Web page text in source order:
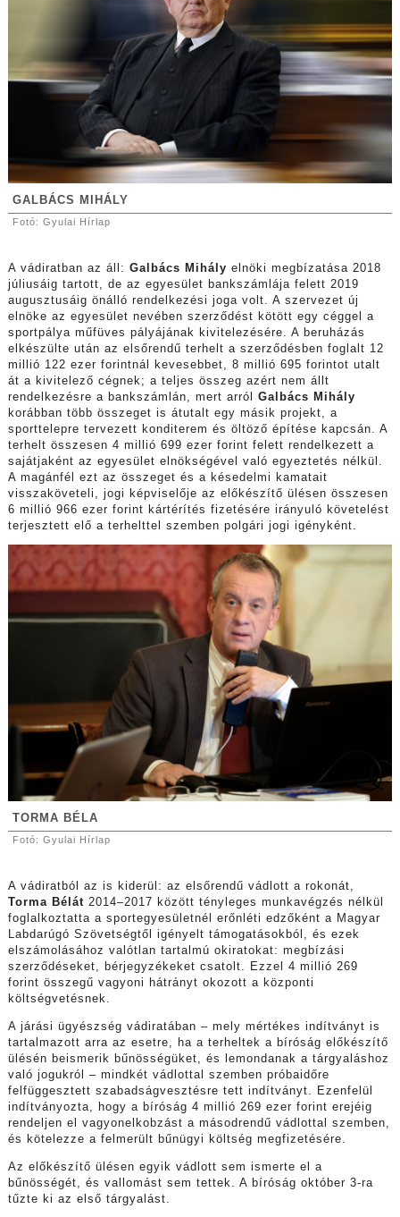
GALBÁCS MIHÁLY
Fotó: Gyulai Hírlap
A vádiratban az áll: Galbács Mihály elnöki megbízatása 2018
júliusáig tartott, de az egyesület bankszámlája felett 2019
augusztusáig önálló rendelkezési joga volt. A szervezet új
elnöke az egyesület nevében szerződést kötött egy céggel a
sportpálya műfüves pályájának kivitelezésére. A beruházás
elkészülte után az elsőrendű terhelt a szerződésben foglalt 12
millió 122 ezer forintnál kevesebbet, 8 millió 695 forintot utalt
át a kivitelező cégnek; a teljes összeg azért nem állt
rendelkezésre a bankszámlán, mert arról Galbács Mihály
korábban több összeget is átutalt egy másik projekt, a
sporttelepre tervezett konditerem és öltöző építése kapcsán. A
terhelt összesen 4 millió 699 ezer forint felett rendelkezett a
sajátjaként az egyesület elnökségével való egyeztetés nélkül.
A magánfél ezt az összeget és a késedelmi kamatait
visszaköveteli, jogi képviselője az előkészítő ülésen összesen
6 millió 966 ezer forint kártérítés fizetésére irányuló követelést
terjesztett elő a terhelttel szemben polgári jogi igényként.
TORMA BÉLA
Fotó: Gyulai Hírlap
A vádiratból az is kiderül: az elsőrendű vádlott a rokonát,
Torma Bélát2014–2017 között tényleges munkavégzés nélkül
foglalkoztatta a sportegyesületnél erőnléti edzőként a Magyar
Labdarúgó Szövetségtől igényelt támogatásokból, és ezek
elszámolásához valótlan tartalmú okiratokat: megbízási
szerződéseket, bérjegyzékeket csatolt. Ezzel 4 millió 269
forint összegű vagyoni hátrányt okozott a központi
költségvetésnek.
A járási ügyészség vádiratában – mely mértékes indítványt is
tartalmazott arra az esetre, ha a terheltek a bíróság előkészítő
ülésén beismerik bűnösségüket, és lemondanak a tárgyaláshoz
való jogukról – mindkét vádlottal szemben próbaidőre
felfüggesztett szabadságvesztésre tett indítványt. Ezenfelül
indítványozta, hogy a bíróság 4 millió 269 ezer forint erejéig
rendeljen el vagyonelkobzást a másodrendű vádlottal szemben,
és kötelezze a felmerült bűnügyi költség megfizetésére.
Az előkészítő ülésen egyik vádlott sem ismerte el a
bűnösségét, és vallomást sem tettek. A bíróság október 3-ra
tűzte ki az első tárgyalást.